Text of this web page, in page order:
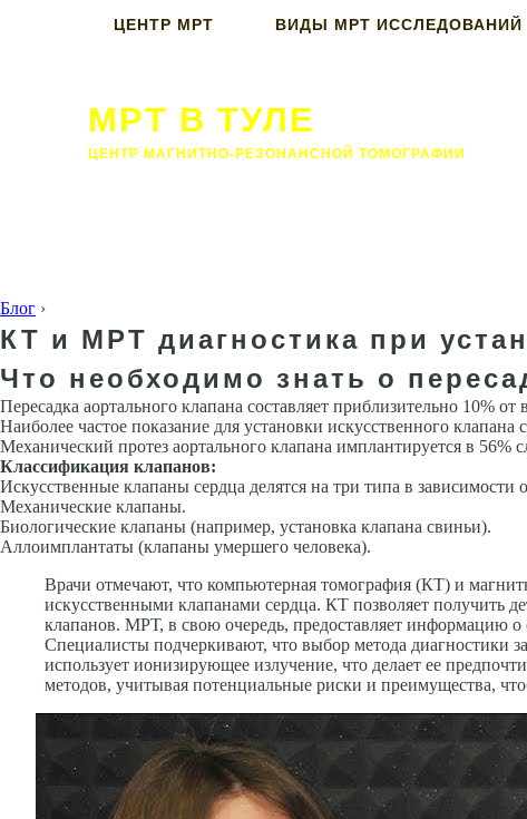
ЦЕНТР МРТ ВИДЫ МРТ ИССЛЕДОВАНИЙ
МРТ В ТУЛЕ
ЦЕНТР МАГНИТНО-РЕЗОНАНСНОЙ ТОМОГРАФИИ
Блог ›
КТ и МРТ диагностика при
Что необходимо знать о
Пересадка аортального клапана составляет приблизительно 10%
Наиболее частое показание для установки искусственного
Механический протез аортального клапана имплантируется в 56%
Классификация клапанов:
Искусственные клапаны сердца делятся на три типа в зависимости
Механические клапаны.
Биологические клапаны (например, установка клапана свиньи).
Аллоимплантаты (клапаны умершего человека).
Врачи отмечают, что компьютерная томография (КТ) и
искусственными клапанами сердца. КТ позволяет получить
клапанов. МРТ, в свою очередь, предоставляет информацию
Специалисты подчеркивают, что выбор метода диагностики
использует ионизирующее излучение, что делает ее
методов, учитывая потенциальные риски и преимущества,